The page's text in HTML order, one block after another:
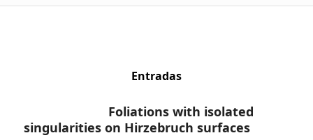
Entradas
Foliations with isolated
singularities on Hirzebruch surfaces